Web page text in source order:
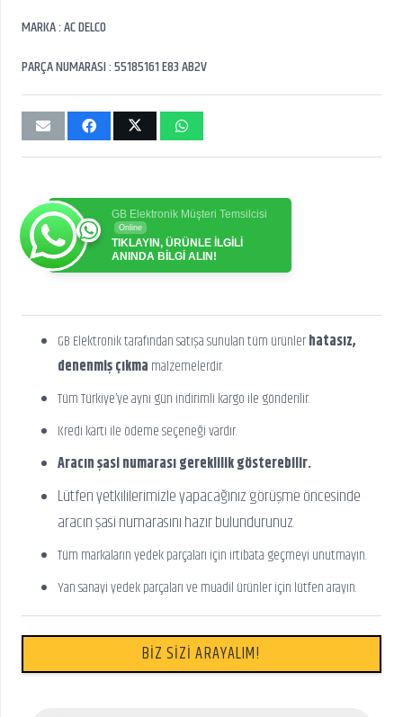
MARKA : AC DELCO
PARÇA NUMARASI : 55185161 E83 AB2V
GB Elektronik Müşteri Temsilcisi
Online
TIKLAYIN, ÜRÜNLE İLGİLİ
ANINDA BİLGİ ALIN!
GB Elektronik tarafından satışa sunulan tüm ürünlerhatasız,
denenmiş çıkma malzemelerdir.
Tüm Türkiye’ye aynı gün indirimli kargo ile gönderilir.
Kredi kartı ile ödeme seçeneği vardır.
Aracın şasi numarası gereklilik gösterebilir.
Lütfen yetkililerimizle yapacağınız görüşme öncesinde
aracın şasi numarasını hazır bulundurunuz.
Tüm markaların yedek parçaları için irtibata geçmeyi unutmayın.
Yan sanayi yedek parçaları ve muadil ürünler için lütfen arayın.
BİZ SİZİ ARAYALIM!